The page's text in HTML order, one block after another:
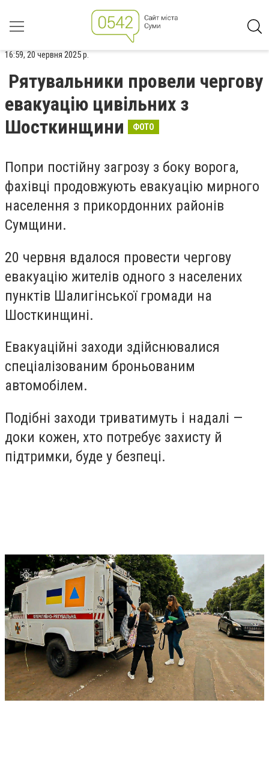
16:59, 20 червня 2025 р.
Рятувальники провели чергову
евакуацію цивільних з
Шосткинщини
ФОТО
Попри постійну загрозу з боку ворога,
фахівці продовжують евакуацію мирного
населення з прикордонних районів
Сумщини.
20 червня вдалося провести чергову
евакуацію жителів одного з населених
пунктів Шалигінської громади на
Шосткинщині.
Евакуаційні заходи здійснювалися
спеціалізованим броньованим
автомобілем.
Подібні заходи триватимуть і надалі —
доки кожен, хто потребує захисту й
підтримки, буде у безпеці.